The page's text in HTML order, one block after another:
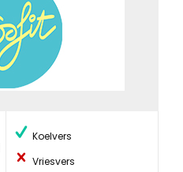
Koelvers
Vriesvers